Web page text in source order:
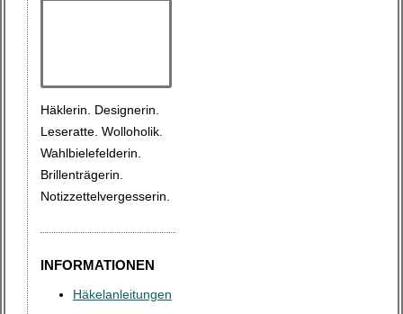
a
g
s
-
N
a
v
i
g
a
t
i
Häklerin. Designerin.
Leseratte. Wolloholik.
Wahlbielefelderin.
Brillenträgerin.
Notizzettelvergesserin.
INFORMATIONEN
Häkelanleitungen